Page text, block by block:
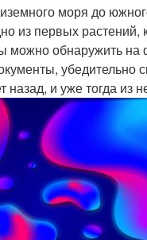
моря до
из первых растений,
можно обнаружить
убедительно
и уже тогда из